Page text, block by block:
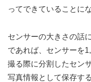
ってできていることに
センサーの大きさの話
であれば、センサーを
撮る際に分割したセン
写真情報として保存す